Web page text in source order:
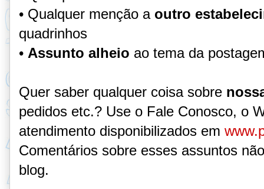
• Qualquer menção a outro
quadrinhos
• Assunto alheio ao tema da
Quer saber qualquer coisa sobre
pedidos etc.? Use o Fale Conosco, o
atendimento disponibilizados em
Comentários sobre esses assuntos
blog.